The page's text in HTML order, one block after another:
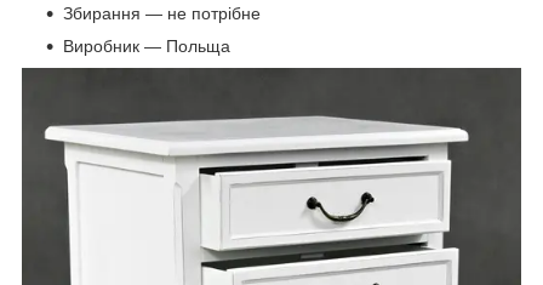
Збирання — не потрібне
Виробник — Польща